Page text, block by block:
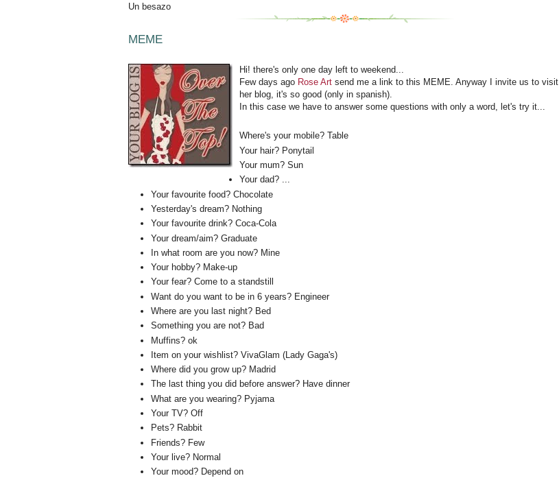
Un besazo
MEME
Hi! there's only one day left to weekend...
Few days ago Rose Art send me a link to this MEME. Anyway I invite us to visit
her blog, it's so good (only in spanish).
In this case we have to answer some questions with only a word, let's try it...
Where's your mobile? Table
Your hair? Ponytail
Your mum? Sun
Your dad? ...
Your favourite food? Chocolate
Yesterday's dream? Nothing
Your favourite drink? Coca-Cola
Your dream/aim? Graduate
In what room are you now? Mine
Your hobby? Make-up
Your fear? Come to a standstill
Want do you want to be in 6 years? Engineer
Where are you last night? Bed
Something you are not? Bad
Muffins? ok
Item on your wishlist? VivaGlam (Lady Gaga's)
Where did you grow up? Madrid
The last thing you did before answer? Have dinner
What are you wearing? Pyjama
Your TV? Off
Pets? Rabbit
Friends? Few
Your live? Normal
Your mood? Depend on